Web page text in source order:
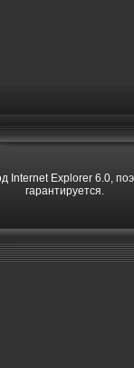
Internet Explorer 6.0,
гарантируется.